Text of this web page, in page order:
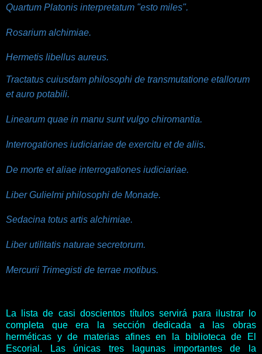
Quartum Platonis interpretatum "esto miles".
Rosarium alchimiae.
Hermetis libellus aureus.
Tractatus cuiusdam philosophi de transmutatione etallorum
et auro potabili.
Linearum quae in manu sunt vulgo chiromantia.
Interrogationes iudiciariae de exercitu et de aliis.
De morte et aliae interrogationes iudiciariae.
Liber Gulielmi philosophi de Monade.
Sedacina totus artis alchimiae.
Liber utilitatis naturae secretorum.
Mercurii Trimegisti de terrae motibus.
La lista de casi doscientos títulos servirá para ilustrar lo
completa que era la sección dedicada a las obras
herméticas y de materias afines en la biblioteca de El
Escorial. Las únicas tres lagunas importantes de la